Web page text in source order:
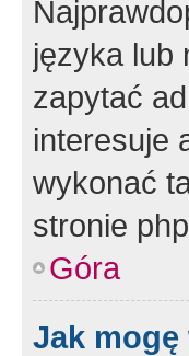
języka lub
zapytać
interesuje
wykonać
stronie
Góra
Jak